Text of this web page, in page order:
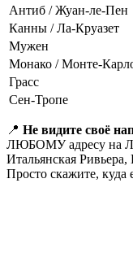
Антиб / Жуан-ле-Пен
Канны / Ла-Круазет
Мужен
Монако / Монте-
Грасс
Сен-Тропе
📍 Не видите своё
ЛЮБОМУ адресу на
Итальянская
Просто скажите, куда